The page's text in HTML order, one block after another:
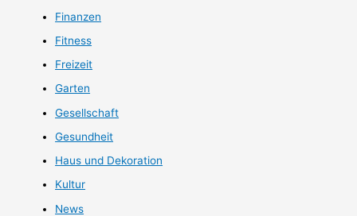
Finanzen
Fitness
Freizeit
Garten
Gesellschaft
Gesundheit
Haus und Dekoration
Kultur
News